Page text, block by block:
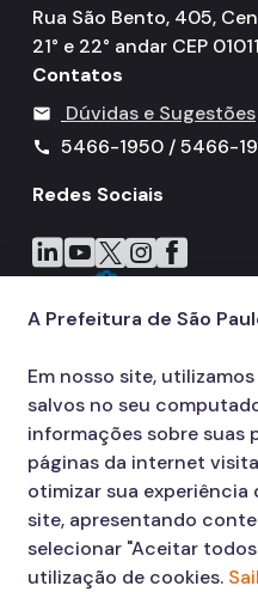
Rua São Bento, 405,
21° e 22° andar CEP
Contatos
mail Dúvidas e Sugestões
call
5466-1950 / 5466-
Redes Sociais
Icone do LinkedIn
Icone do YouTube
Icone do X
Icone doIcone do
A Prefeitura de São
Em nosso site,
salvos no seu
informações sobre suas
páginas da internet
otimizar sua experiência
site, apresentando
selecionar "Aceitar
utilização de cookies.